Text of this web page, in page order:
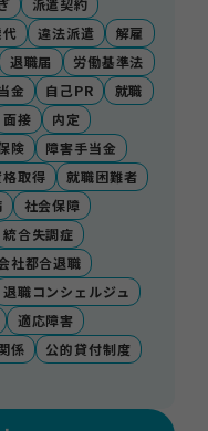
派遣契約
違法派遣
解雇
退職届
労働基準法
金 自己PR
就職
面接
内定
険
障害手当金
格取得
就職困難者
社会保障
統合失調症
社都合退職
退職コンシェルジュ
適応障害
係
公的貸付制度